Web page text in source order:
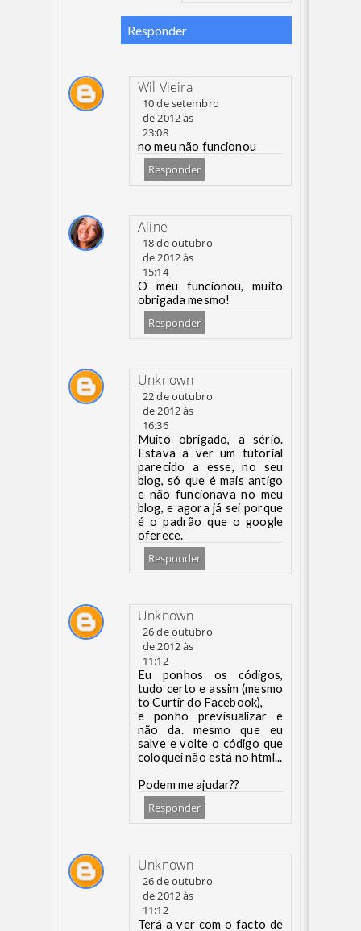
Responder
Wil Vieira
10 de setembro
de 2012 às
23:08
no meu não funcionou
Responder
Aline
18 de outubro
de 2012 às
15:14
O meu funcionou, muito
obrigada mesmo!
Responder
Unknown
22 de outubro
de 2012 às
16:36
Muito obrigado, a sério.
Estava a ver um tutorial
parecido a esse, no seu
blog, só que é mais antigo
e não funcionava no meu
blog, e agora já sei porque
é o padrão que o google
oferece.
Responder
Unknown
26 de outubro
de 2012 às
11:12
Eu ponhos os códigos,
tudo certo e assim (mesmo
to Curtir do Facebook),
e ponho previsualizar e
não da. mesmo que eu
salve e volte o código que
coloquei não está no html...
Podem me ajudar??
Responder
Unknown
26 de outubro
de 2012 às
11:12
Terá a ver com o facto de